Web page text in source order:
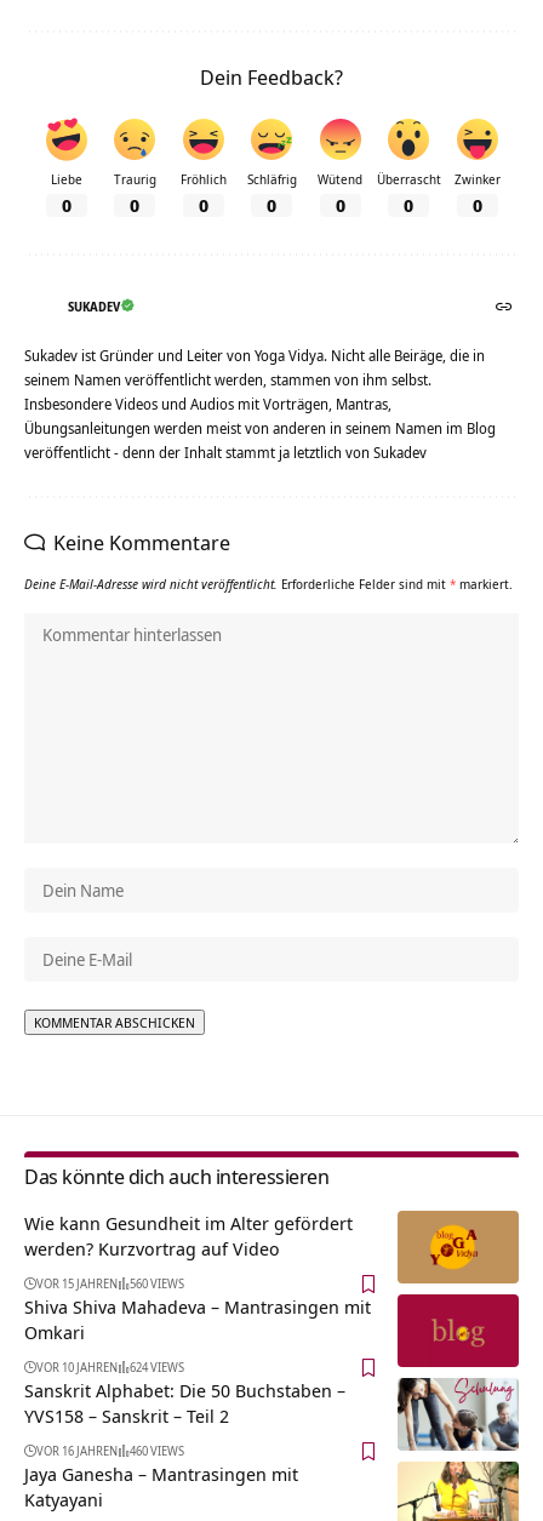
Dein Feedback?
Liebe
0
Traurig
0
Fröhlich
0
Schläfrig
0
Wütend
0
Überrascht
0
Zwinker
0
SUKADEV
Sukadev ist Gründer und Leiter von Yoga Vidya. Nicht alle Beiräge, die in
seinem Namen veröffentlicht werden, stammen von ihm selbst.
Insbesondere Videos und Audios mit Vorträgen, Mantras,
Übungsanleitungen werden meist von anderen in seinem Namen im Blog
veröffentlicht - denn der Inhalt stammt ja letztlich von Sukadev
Keine Kommentare
Deine E-Mail-Adresse wird nicht veröffentlicht. Erforderliche Felder sind mit * markiert.
Das könnte dich auch interessieren
Wie kann Gesundheit im Alter gefördert
werden? Kurzvortrag auf Video
VOR 15 JAHREN 560 VIEWS
Shiva Shiva Mahadeva – Mantrasingen mit
Omkari
VOR 10 JAHREN 624 VIEWS
Sanskrit Alphabet: Die 50 Buchstaben –
YVS158 – Sanskrit – Teil 2
VOR 16 JAHREN 460 VIEWS
Jaya Ganesha – Mantrasingen mit
Katyayani